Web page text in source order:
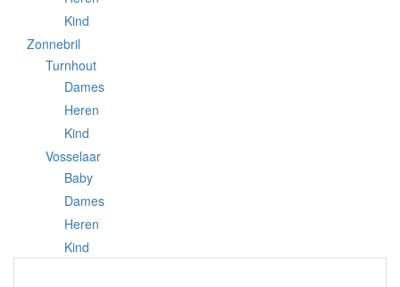
Kind
Zonnebril
Turnhout
Dames
Heren
Kind
Vosselaar
Baby
Dames
Heren
Kind